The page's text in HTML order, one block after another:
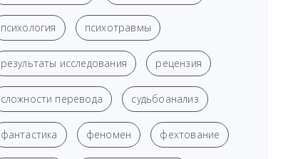
психология психотравмы
результаты исследования рецензия
сложности перевода судьбоанализ
фантастика феномен фехтование